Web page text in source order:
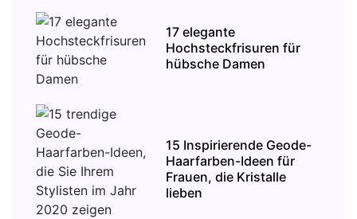
17 elegante
Hochsteckfrisuren für
hübsche Damen
15 Inspirierende Geode-
Haarfarben-Ideen für
Frauen, die Kristalle
lieben